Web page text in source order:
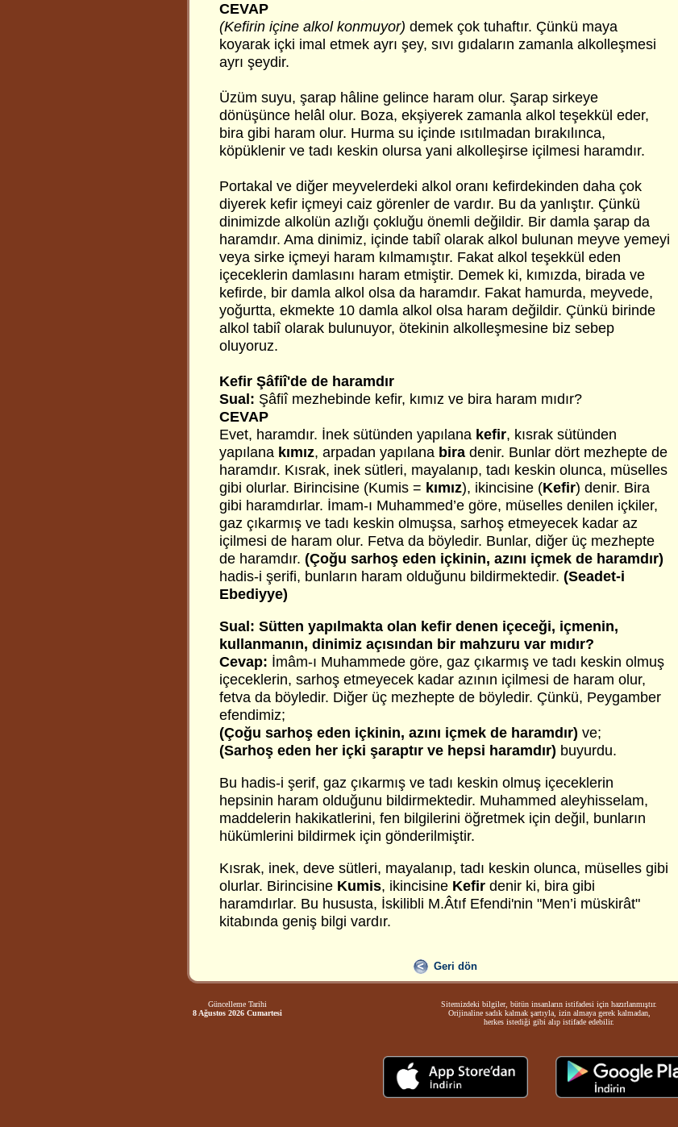
CEVAP
(Kefirin içine alkol konmuyor) demek çok tuhaftır. Çünkü maya
koyarak içki imal etmek ayrı şey, sıvı gıdaların zamanla alkolleşmesi
ayrı şeydir.
Üzüm suyu, şarap hâline gelince haram olur. Şarap sirkeye
dönüşünce helâl olur. Boza, ekşiyerek zamanla alkol teşekkül eder,
bira gibi haram olur. Hurma su içinde ısıtılmadan bırakılınca,
köpüklenir ve tadı keskin olursa yani alkolleşirse içilmesi haramdır.
Portakal ve diğer meyvelerdeki alkol oranı kefirdekinden daha çok
diyerek kefir içmeyi caiz görenler de vardır. Bu da yanlıştır. Çünkü
dinimizde alkolün azlığı çokluğu önemli değildir. Bir damla şarap da
haramdır. Ama dinimiz, içinde tabiî olarak alkol bulunan meyve yemeyi
veya sirke içmeyi haram kılmamıştır. Fakat alkol teşekkül eden
içeceklerin damlasını haram etmiştir. Demek ki, kımızda, birada ve
kefirde, bir damla alkol olsa da haramdır. Fakat hamurda, meyvede,
yoğurtta, ekmekte 10 damla alkol olsa haram değildir. Çünkü birinde
alkol tabiî olarak bulunuyor, ötekinin alkolleşmesine biz sebep
oluyoruz.
Kefir Şâfiî'de de haramdır
Sual: Şâfiî mezhebinde kefir, kımız ve bira haram mıdır?
CEVAP
Evet, haramdır. İnek sütünden yapılana kefir, kısrak sütünden
yapılana kımız, arpadan yapılana bira denir. Bunlar dört mezhepte de
haramdır. Kısrak, inek sütleri, mayalanıp, tadı keskin olunca, müselles
gibi olurlar. Birincisine (Kumis = kımız), ikincisine (Kefir) denir. Bira
gibi haramdırlar. İmam-ı Muhammed’e göre, müselles denilen içkiler,
gaz çıkarmış ve tadı keskin olmuşsa, sarhoş etmeyecek kadar az
içilmesi de haram olur. Fetva da böyledir. Bunlar, diğer üç mezhepte
de haramdır. (Çoğu sarhoş eden içkinin, azını içmek de haramdır)
hadis-i şerifi, bunların haram olduğunu bildirmektedir. (Seadet-i
Ebediyye)
Sual: Sütten yapılmakta olan kefir denen içeceği, içmenin,
kullanmanın, dinimiz açısından bir mahzuru var mıdır?
Cevap: İmâm-ı Muhammede göre, gaz çıkarmış ve tadı keskin olmuş
içeceklerin, sarhoş etmeyecek kadar azının içilmesi de haram olur,
fetva da böyledir. Diğer üç mezhepte de böyledir. Çünkü, Peygamber
efendimiz;
(Çoğu sarhoş eden içkinin, azını içmek de haramdır) ve;
(Sarhoş eden her içki şaraptır ve hepsi haramdır) buyurdu.
Bu hadis-i şerif, gaz çıkarmış ve tadı keskin olmuş içeceklerin
hepsinin haram olduğunu bildirmektedir. Muhammed aleyhisselam,
maddelerin hakikatlerini, fen bilgilerini öğretmek için değil, bunların
hükümlerini bildirmek için gönderilmiştir.
Kısrak, inek, deve sütleri, mayalanıp, tadı keskin olunca, müselles gibi
olurlar. Birincisine Kumis, ikincisine Kefir denir ki, bira gibi
haramdırlar. Bu hususta, İskilibli M.Âtıf Efendi'nin "Men’i müskirât"
kitabında geniş bilgi vardır.
Geri dön
Güncelleme Tarihi
8 Ağustos 2026 Cumartesi
Sitemizdeki bilgiler, bütün insanların istifadesi için hazırlanmıştır.
Orijinaline sadık kalmak şartıyla, izin almaya gerek kalmadan,
herkes istediği gibi alıp istifade edebilir.